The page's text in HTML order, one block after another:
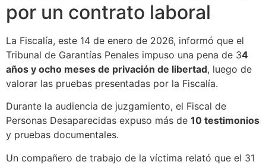
por un contrato laboral
La Fiscalía, este 14 de enero de 2026, informó que el
Tribunal de Garantías Penales impuso una pena de 34
años y ocho meses de privación de libertad, luego de
valorar las pruebas presentadas por la Fiscalía.
Durante la audiencia de juzgamiento, el Fiscal de
Personas Desaparecidas expuso más de 10 testimonios
y pruebas documentales.
Un compañero de trabajo de la víctima relató que el 31